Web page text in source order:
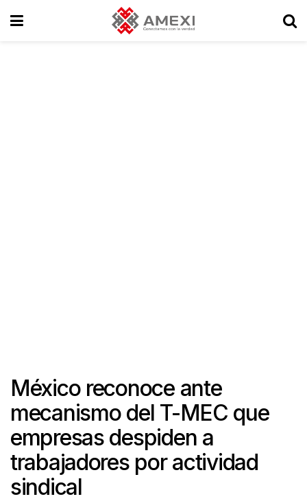
México reconoce ante
mecanismo del T-MEC que
empresas despiden a
trabajadores por actividad
sindical